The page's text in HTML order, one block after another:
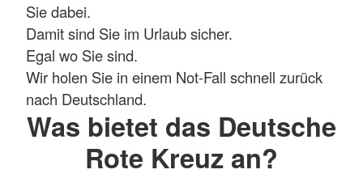
Sie dabei.
Damit sind Sie im Urlaub sicher.
Egal wo Sie sind.
Wir holen Sie in einem Not-Fall schnell zurück
nach Deutschland.
Was bietet das Deutsche
Rote Kreuz an?